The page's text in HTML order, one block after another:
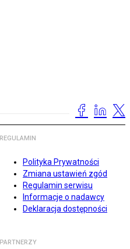
REGULAMIN
Polityka Prywatności
Zmiana ustawień zgód
Regulamin serwisu
Informacje o nadawcy
Deklaracja dostępności
PARTNERZY